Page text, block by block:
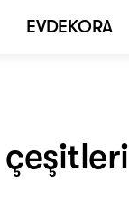
EVDEKORA